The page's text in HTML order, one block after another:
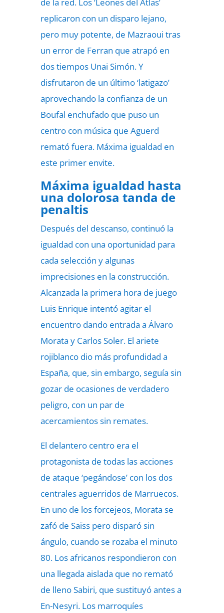
replicaron con un disparo lejano,
pero muy potente, de Mazraoui tras
un error de Ferran que atrapó en
dos tiempos Unai Simón. Y
disfrutaron de un último ‘latigazo’
aprovechando la confianza de un
Boufal enchufado que puso un
centro con música que Aguerd
remató fuera. Máxima igualdad en
este primer envite.
Máxima igualdad hasta
una dolorosa tanda de
penaltis
Después del descanso, continuó la
igualdad con una oportunidad para
cada selección y algunas
imprecisiones en la construcción.
Alcanzada la primera hora de juego
Luis Enrique intentó agitar el
encuentro dando entrada a Álvaro
Morata y Carlos Soler. El ariete
rojiblanco dio más profundidad a
España, que, sin embargo, seguía sin
gozar de ocasiones de verdadero
peligro, con un par de
acercamientos sin remates.
El delantero centro era el
protagonista de todas las acciones
de ataque ‘pegándose’ con los dos
centrales aguerridos de Marruecos.
En uno de los forcejeos, Morata se
zafó de Saïss pero disparó sin
ángulo, cuando se rozaba el minuto
80. Los africanos respondieron con
una llegada aislada que no remató
de lleno Sabiri, que sustituyó antes a
En-Nesyri. Los marroquíes